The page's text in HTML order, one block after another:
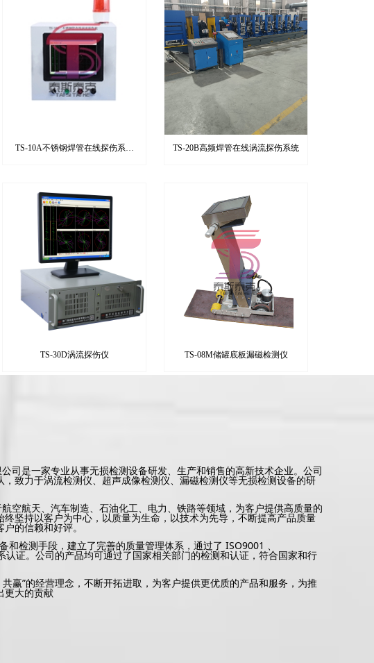
司是一家专业从事无损检测设备研发、生产和销售的高新技术企业。公司
，致力于涡流检测仪、超声成像检测仪、漏磁检测仪等无损检测设备的研
航天、汽车制造、石油化工、电力、铁路等领域，为客户提供高质量的
终坚持以客户为中心，以质量为生命，以技术为先导，不断提高产品质量
的信赖和好评。
检测手段，建立了完善的质量管理体系，通过了 ISO9001 、
认证。公司的产品均可通过了国家相关部门的检测和认证，符合国家和行
赢”的经营理念，不断开拓进取，为客户提供更优质的产品和服务，为推
更大的贡献
TS-10A不锈钢焊管在线探伤系统
TS-20B高频焊管在线涡流探伤系统
TS-30D涡流探伤仪 TS-08M储罐底板漏磁检测仪